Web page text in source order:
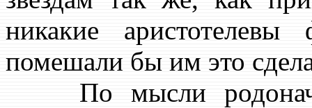
никакие
помешали бы им это
По мысли